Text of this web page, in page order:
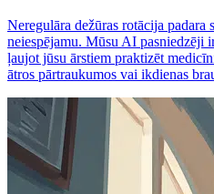
Neregulāra dežūras rotācija padara
neiespējamu. Mūsu AI pasniedzēji
ļaujot jūsu ārstiem praktizēt
ātros pārtraukumos vai ikdienas